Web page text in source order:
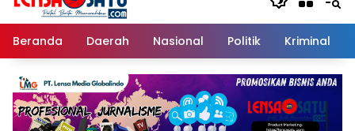
Beranda Daerah Nasional Politik Kriminal